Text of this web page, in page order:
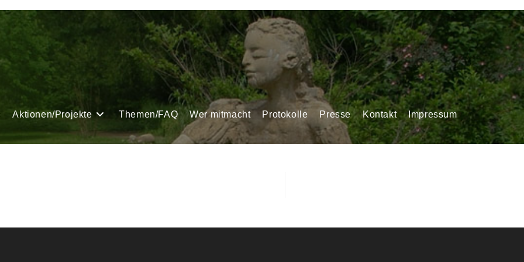
Aktionen/Projekte Themen/FAQ Wer mitmacht Protokolle Presse Kontakt Impressum
> admin